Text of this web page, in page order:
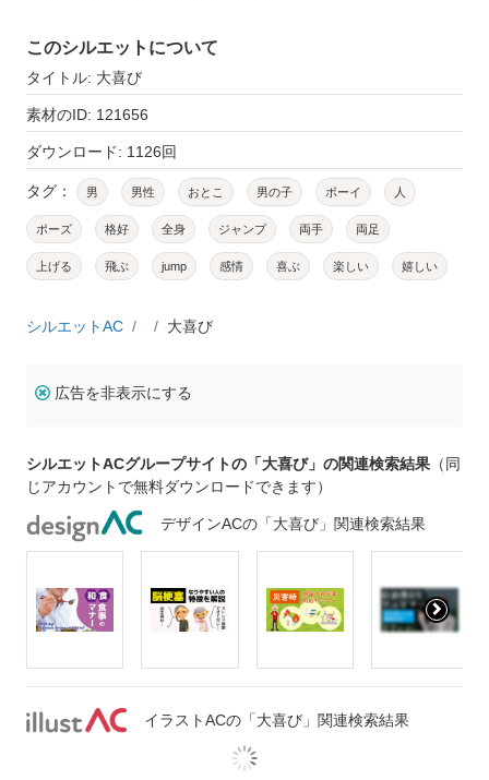
このシルエットについて
タイトル: 大喜び
素材のID: 121656
ダウンロード: 1126回
タグ： 男 男性 おとこ 男の子 ボーイ 人
ポーズ 格好 全身 ジャンプ 両手 両足
上げる 飛ぶ jump 感情 喜ぶ 楽しい 嬉しい
シルエットAC 大喜び
広告を非表示にする
シルエットACグループサイトの「大喜び」の関連検索結果 （同
じアカウントで無料ダウンロードできます）
デザインACの「大喜び」関連検索結果
イラストACの「大喜び」関連検索結果